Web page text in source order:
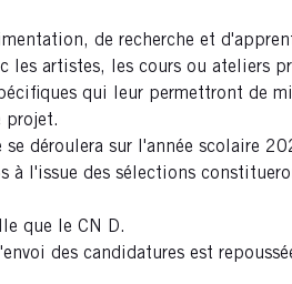
de recherche et
les artistes, les cours ou ateliers
qui leur permettront de
projet.
déroulera sur l'année scolaire
à l'issue des sélections
que le CN D.
des candidatures est